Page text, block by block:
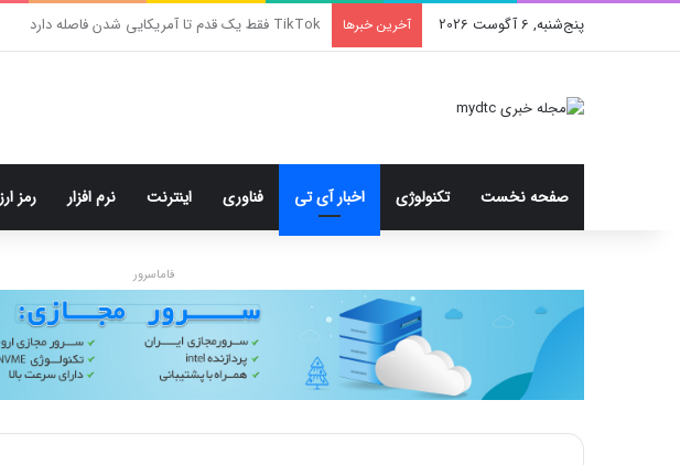
پنج‌شنبه, 6 آگوست 2026 آخرین خبرها اولین گوشی تاشوی اپل در راه است؛ قیمت نجومی،
صفحه نخست تکنولوژی اخبار آی تی فناوری اینترنت نرم افزار رمز ارز
فاماسرور